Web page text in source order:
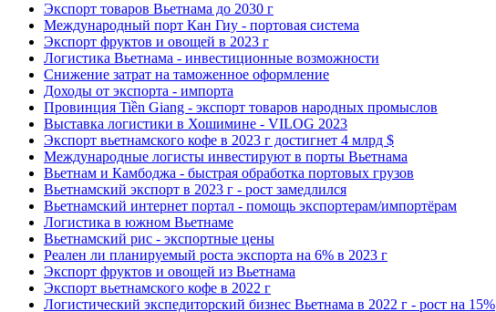
Экспорт товаров Вьетнама до 2030 г
Международный порт Кан Гиу - портовая система
Экспорт фруктов и овощей в 2023 г
Логистика Вьетнама - инвестиционные возможности
Снижение затрат на таможенное оформление
Доходы от экспорта - импорта
Провинция Tiền Giang - экспорт товаров народных промыслов
Выставка логистики в Хошимине - VILOG 2023
Экспорт вьетнамского кофе в 2023 г достигнет 4 млрд $
Международные логисты инвестируют в порты Вьетнама
Вьетнам и Камбоджа - быстрая обработка портовых грузов
Вьетнамский экспорт в 2023 г - рост замедлился
Вьетнамский интернет портал - помощь экспортерам/импортёрам
Логистика в южном Вьетнаме
Вьетнамский рис - экспортные цены
Реален ли планируемый роста экспорта на 6% в 2023 г
Экспорт фруктов и овощей из Вьетнама
Экспорт вьетнамского кофе в 2022 г
Логистический экспедиторский бизнес Вьетнама в 2022 г - рост на 15%